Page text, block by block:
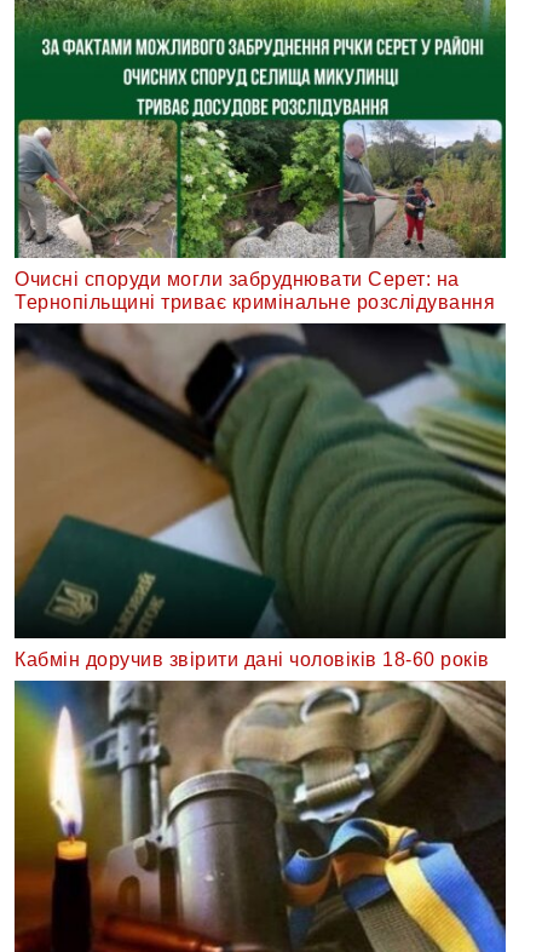
Очисні споруди могли забруднювати Серет: на
Тернопільщині триває кримінальне розслідування
Кабмін доручив звірити дані чоловіків 18-60 років